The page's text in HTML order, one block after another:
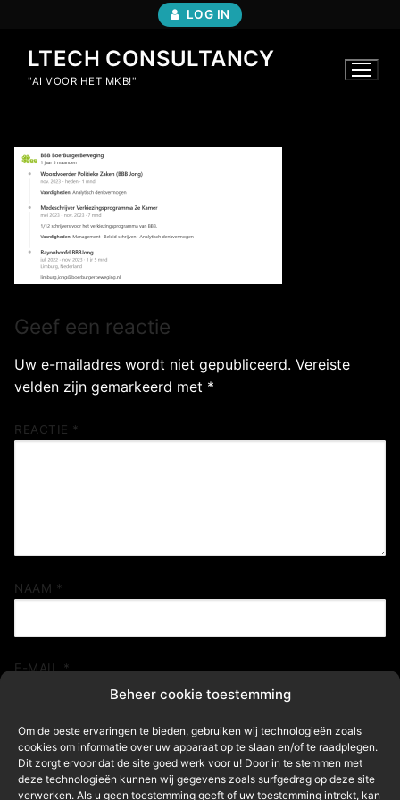
Beheer cookie toestemming
Om de beste ervaringen te bieden, gebruiken wij technologieën zoals
cookies om informatie over uw apparaat op te slaan en/of te raadplegen.
Dit zorgt ervoor dat de site goed werk voor u! Door in te stemmen met
deze technologieën kunnen wij gegevens zoals surfgedrag op deze site
verwerken. Als u geen toestemming geeft of uw toestemming intrekt, kan
inhoud
LOG IN
LTECH CONSULTANCY
"AI VOOR HET MKB!"
Geef een reactie
Uw e-mailadres wordt niet gepubliceerd. Vereiste
velden zijn gemarkeerd met *
REACTIE *
NAAM *
E-MAIL*
SITE